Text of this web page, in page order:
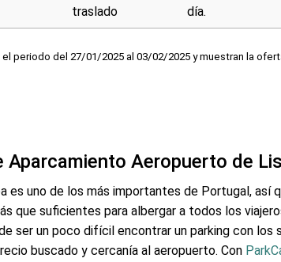
traslado
día.
periodo del 27/01/2025 al 03/02/2025 y muestran la
Aparcamiento Aeropuerto de
es uno de los más importantes de Portugal, así
que suficientes para albergar a todos los
ser un poco difícil encontrar un parking con los
buscado y cercanía al aeropuerto. Con